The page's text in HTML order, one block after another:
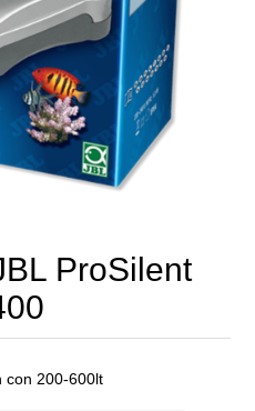
ProSilent
con 200-600lt